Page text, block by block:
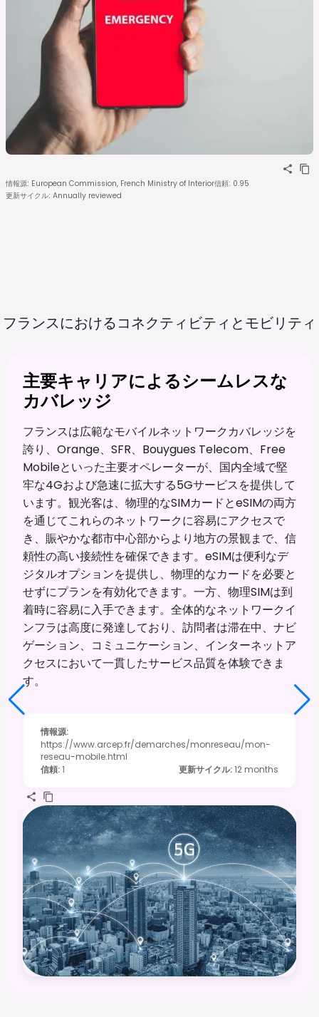
情報源: European Commission, French Ministry of Interior信頼: 0.95
更新サイクル: Annually reviewed
フランスにおけるコネクティビティとモビリティ
主要キャリアによるシームレスな
カバレッジ
フランスは広範なモバイルネットワークカバレッジを
誇り、Orange、SFR、Bouygues Telecom、Free
Mobileといった主要オペレーターが、国内全域で堅
牢な4Gおよび急速に拡大する5Gサービスを提供して
います。観光客は、物理的なSIMカードとeSIMの両方
を通じてこれらのネットワークに容易にアクセスで
き、賑やかな都市中心部からより地方の景観まで、信
頼性の高い接続性を確保できます。eSIMは便利なデ
ジタルオプションを提供し、物理的なカードを必要と
せずにプランを有効化できます。一方、物理SIMは到
着時に容易に入手できます。全体的なネットワークイ
ンフラは高度に発達しており、訪問者は滞在中、ナビ
ゲーション、コミュニケーション、インターネットア
クセスにおいて一貫したサービス品質を体験できま
す。
情報源:
https://www.arcep.fr/demarches/monreseau/mon-
reseau-mobile.html
信頼:1 更新サイクル:12 months